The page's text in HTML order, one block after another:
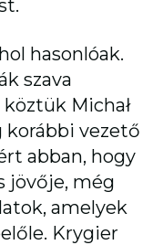
hasonlóak.
szava
Michał
korábbi vezető
abban, hogy
jövője, még
amelyek
Krygier